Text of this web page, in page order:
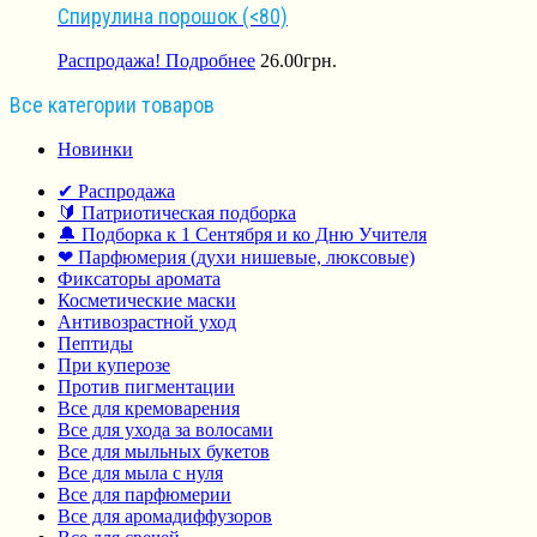
Спирулина порошок (<80)
Распродажа! Подробнее 26.00грн.
Все категории товаров
Новинки
✔ Распродажа
🔰 Патриотическая подборка
🔔 Подборка к 1 Сентября и ко Дню Учителя
❤ Парфюмерия (духи нишевые, люксовые)
Фиксаторы аромата
Косметические маски
Антивозрастной уход
Пептиды
При куперозе
Против пигментации
Все для кремоварения
Все для ухода за волосами
Все для мыльных букетов
Все для мыла с нуля
Все для парфюмерии
Все для аромадиффузоров